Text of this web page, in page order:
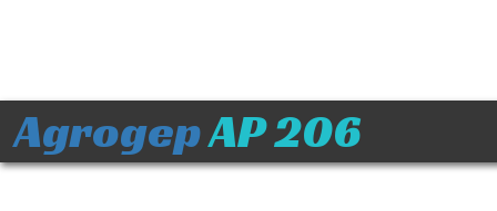
AgrogepAP 206